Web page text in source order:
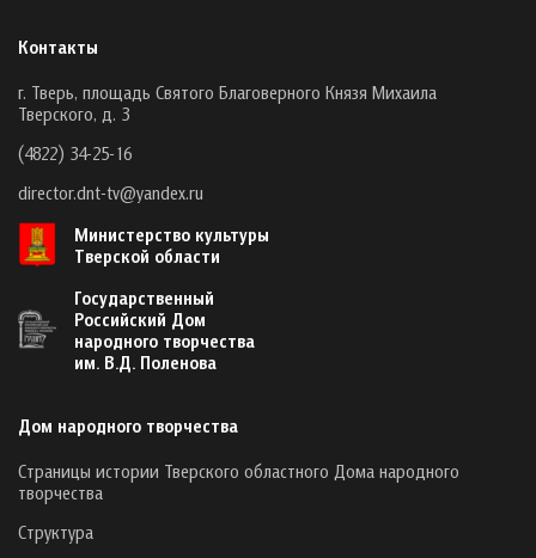
Контакты
г. Тверь, площадь Святого Благоверного Князя Михаила
Тверского, д. 3
(4822) 34-25-16
director.dnt-tv@yandex.ru
Министерство культуры
Тверской области
Государственный
Российский Дом
народного творчества
им. В.Д. Поленова
Дом народного творчества
Страницы истории Тверского областного Дома народного
творчества
Структура